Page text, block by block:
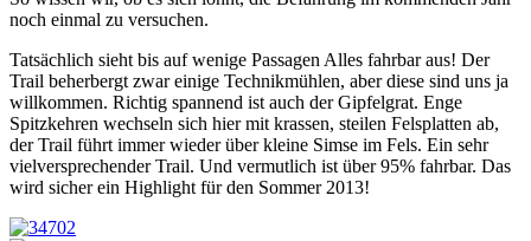
noch einmal zu versuchen.
Tatsächlich sieht bis auf wenige Passagen Alles fahrbar aus! Der
Trail beherbergt zwar einige Technikmühlen, aber diese sind uns ja
willkommen. Richtig spannend ist auch der Gipfelgrat. Enge
Spitzkehren wechseln sich hier mit krassen, steilen Felsplatten ab,
der Trail führt immer wieder über kleine Simse im Fels. Ein sehr
vielversprechender Trail. Und vermutlich ist über 95% fahrbar. Das
wird sicher ein Highlight für den Sommer 2013!